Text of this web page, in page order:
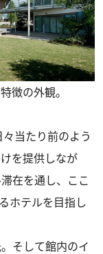
徴の外観。
当たり前のよう
を提供しなが
在を通し、ここ
ホテルを⽬指し
そして館内のイ